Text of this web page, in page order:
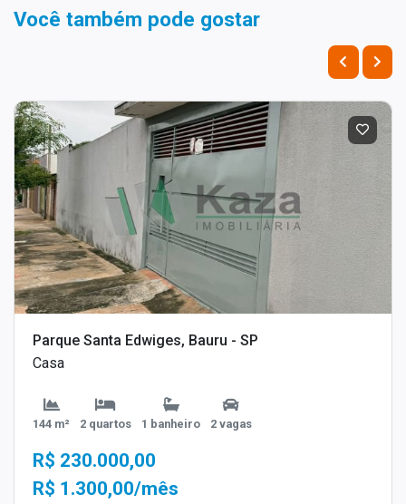
Você também pode gostar
Parque Santa Edwiges, Bauru - SP
Casa
144 m² 2 quartos 1 banheiro 2 vagas
R$ 230.000,00
R$ 1.300,00/mês